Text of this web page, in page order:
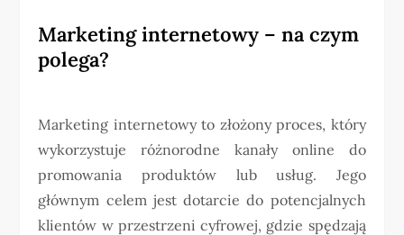
Marketing internetowy – na czym
polega?
Marketing internetowy to złożony proces, który
wykorzystuje różnorodne kanały online do
promowania produktów lub usług. Jego
głównym celem jest dotarcie do potencjalnych
klientów w przestrzeni cyfrowej, gdzie spędzają